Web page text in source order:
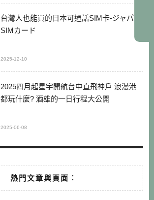
台灣人也能買的日本可通話SIM卡-ジャパン
SIMカード
2025-12-10
2025四月起星宇開航台中直飛神戶 浪漫港
都玩什麼? 酒雄的一日行程大公開
2025-06-08
熱門文章與頁面︰